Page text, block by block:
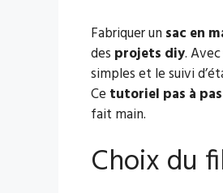
Fabriquer un sac en
des projets diy.
simples et le suivi
Ce tutoriel pas à pas
fait main.
Choix du